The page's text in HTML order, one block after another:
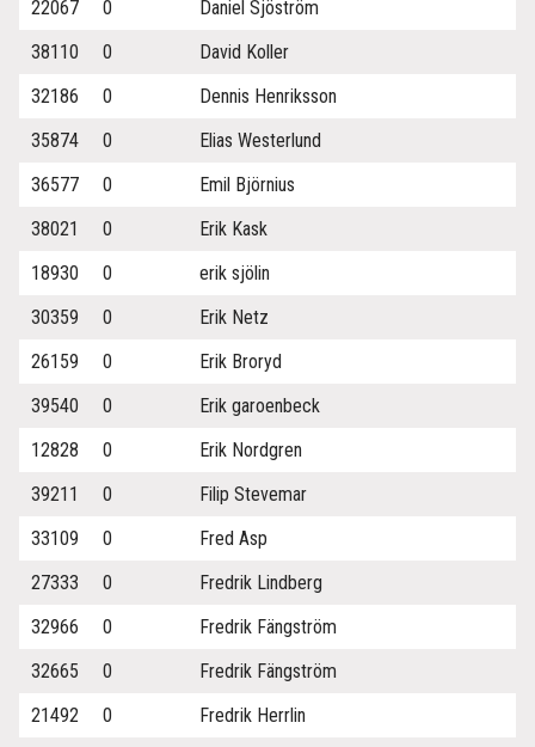
22067
0
Daniel Sjöström
38110
0
David Koller
32186
0
Dennis Henriksson
35874
0
Elias Westerlund
36577
0
Emil Björnius
38021
0
Erik Kask
18930
0
erik sjölin
30359
0
Erik Netz
26159
0
Erik Broryd
39540
0
Erik garoenbeck
12828
0
Erik Nordgren
39211
0
Filip Stevemar
33109
0
Fred Asp
27333
0
Fredrik Lindberg
32966
0
Fredrik Fängström
32665
0
Fredrik Fängström
21492
0
Fredrik Herrlin